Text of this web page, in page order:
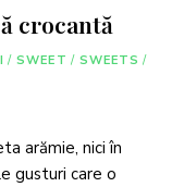
crocantă
/ SWEET / SWEETS /
arămie, nici în
gusturi care o